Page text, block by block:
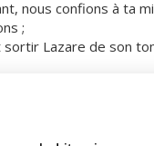
nous confions à ta
;
Lazare de son